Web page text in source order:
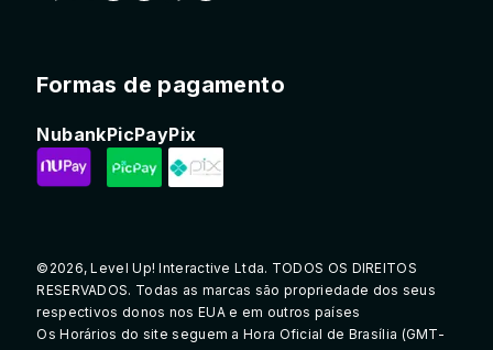
Formas de pagamento
NubankPicPayPix
©2026, Level Up! Interactive Ltda. TODOS OS DIREITOS
RESERVADOS. Todas as marcas são propriedade dos seus
respectivos donos nos EUA e em outros países
Os Horários do site seguem a Hora Oficial de Brasília (GMT-